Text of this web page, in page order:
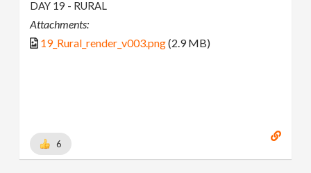
DAY 19 - RURAL
Attachments:
19_Rural_render_v003.png(2.9 MB)
6